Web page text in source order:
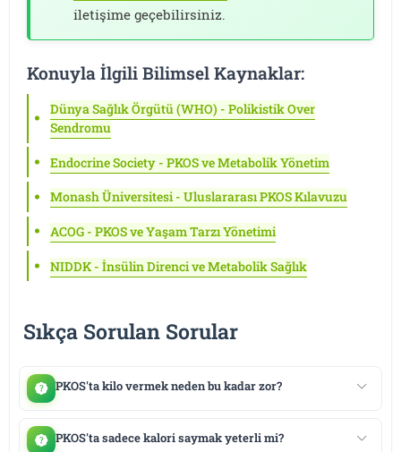
iletişime geçebilirsiniz.
Konuyla İlgili Bilimsel Kaynaklar:
Dünya Sağlık Örgütü (WHO) - Polikistik Over
Sendromu
Endocrine Society - PKOS ve Metabolik Yönetim
Monash Üniversitesi - Uluslararası PKOS Kılavuzu
ACOG - PKOS ve Yaşam Tarzı Yönetimi
NIDDK - İnsülin Direnci ve Metabolik Sağlık
Sıkça Sorulan Sorular
PKOS'ta kilo vermek neden bu kadar zor?
PKOS'ta sadece kalori saymak yeterli mi?